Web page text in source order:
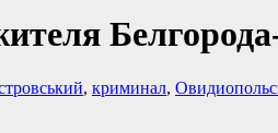
, криминал,